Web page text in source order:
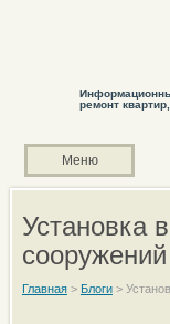
ремонт
Меню
Установка
сооружений
Главная> Блоги>